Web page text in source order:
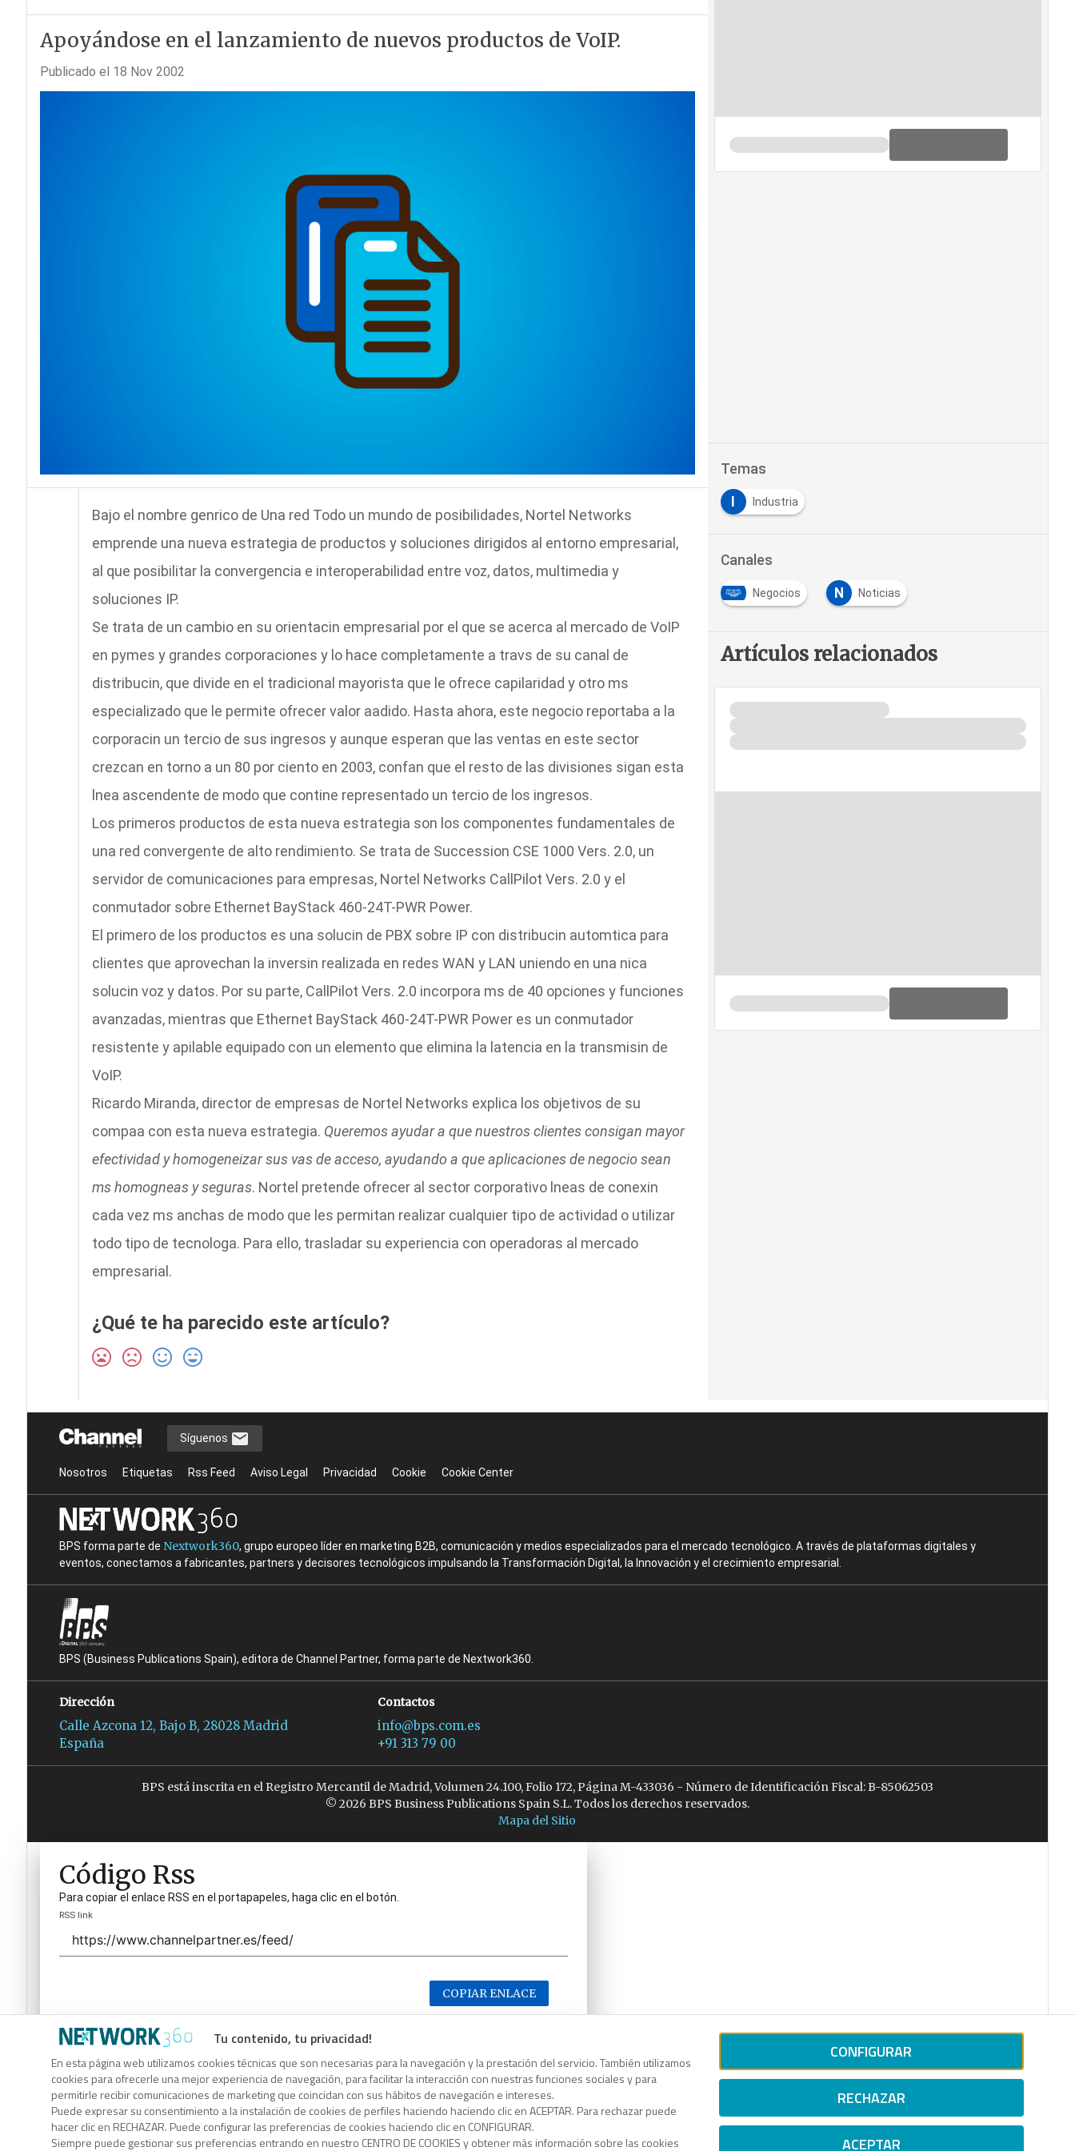
Apoyándose en el lanzamiento de nuevos productos de VoIP.
Publicado el 18 Nov 2002
Bajo el nombre genrico de Una red Todo un mundo de posibilidades, Nortel Networks
emprende una nueva estrategia de productos y soluciones dirigidos al entorno empresarial,
al que posibilitar la convergencia e interoperabilidad entre voz, datos, multimedia y
soluciones IP.
Se trata de un cambio en su orientacin empresarial por el que se acerca al mercado de VoIP
en pymes y grandes corporaciones y lo hace completamente a travs de su canal de
distribucin, que divide en el tradicional mayorista que le ofrece capilaridad y otro ms
especializado que le permite ofrecer valor aadido. Hasta ahora, este negocio reportaba a la
corporacin un tercio de sus ingresos y aunque esperan que las ventas en este sector
crezcan en torno a un 80 por ciento en 2003, confan que el resto de las divisiones sigan esta
lnea ascendente de modo que contine representado un tercio de los ingresos.
Los primeros productos de esta nueva estrategia son los componentes fundamentales de
una red convergente de alto rendimiento. Se trata de Succession CSE 1000 Vers. 2.0, un
servidor de comunicaciones para empresas, Nortel Networks CallPilot Vers. 2.0 y el
conmutador sobre Ethernet BayStack 460-24T-PWR Power.
El primero de los productos es una solucin de PBX sobre IP con distribucin automtica para
clientes que aprovechan la inversin realizada en redes WAN y LAN uniendo en una nica
solucin voz y datos. Por su parte, CallPilot Vers. 2.0 incorpora ms de 40 opciones y funciones
avanzadas, mientras que Ethernet BayStack 460-24T-PWR Power es un conmutador
resistente y apilable equipado con un elemento que elimina la latencia en la transmisin de
VoIP.
Ricardo Miranda, director de empresas de Nortel Networks explica los objetivos de su
compaa con esta nueva estrategia. Queremos ayudar a que nuestros clientes consigan mayor
efectividad y homogeneizar sus vas de acceso, ayudando a que aplicaciones de negocio sean
ms homogneas y seguras. Nortel pretende ofrecer al sector corporativo lneas de conexin
cada vez ms anchas de modo que les permitan realizar cualquier tipo de actividad o utilizar
todo tipo de tecnologa. Para ello, trasladar su experiencia con operadoras al mercado
empresarial.
¿Qué te ha parecido este artículo?
Temas
Industria
Canales
Negocios N Noticias
Artículos relacionados
Tu contenido, tu privacidad!
En esta página web utilizamos cookies técnicas que son necesarias para la navegación y la prestación del servicio. También utilizamos
cookies para ofrecerle una mejor experiencia de navegación, para facilitar la interacción con nuestras funciones sociales y para
permitirle recibir comunicaciones de marketing que coincidan con sus hábitos de navegación e intereses.
Puede expresar su consentimiento a la instalación de cookies de perfiles haciendo haciendo clic en ACEPTAR. Para rechazar puede
hacer clic en RECHAZAR. Puede configurar las preferencias de cookies haciendo clic en CONFIGURAR.
Siempre puede gestionar sus preferencias entrando en nuestro CENTRO DE COOKIES y obtener más información sobre las cookies
CONFIGURAR
RECHAZAR
ACEPTAR
Síguenos
Nosotros Etiquetas Rss Feed Aviso Legal Privacidad Cookie Cookie Center
BPS forma parte de Nextwork360, grupo europeo líder en marketing B2B, comunicación y medios especializados para el mercado tecnológico. A través de plataformas digitales y
eventos, conectamos a fabricantes, partners y decisores tecnológicos impulsando la Transformación Digital, la Innovación y el crecimiento empresarial.
BPS (Business Publications Spain), editora de Channel Partner, forma parte de Nextwork360.
Dirección
Calle Azcona 12, Bajo B, 28028 Madrid
España
Contactos
info@bps.com.es
+91 313 79 00
BPS está inscrita en el Registro Mercantil de Madrid, Volumen 24.100, Folio 172, Página M-433036 - Número de Identificación Fiscal: B-85062503
© 2026 BPS Business Publications Spain S.L. Todos los derechos reservados.
Mapa del Sitio
Código Rss
Para copiar el enlace RSS en el portapapeles, haga clic en el botón.
RSS link
COPIAR ENLACE
Código Rss
Para copiar el enlace RSS en el portapapeles, haga clic en el botón.